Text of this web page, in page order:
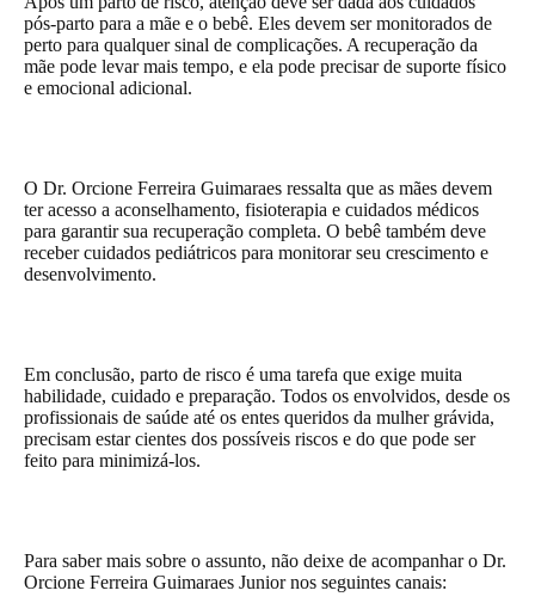
pós-parto para a mãe e o bebê. Eles devem ser monitorados de
perto para qualquer sinal de complicações. A recuperação da
mãe pode levar mais tempo, e ela pode precisar de suporte físico
e emocional adicional.
O Dr. Orcione Ferreira Guimaraes ressalta que as mães devem
ter acesso a aconselhamento, fisioterapia e cuidados médicos
para garantir sua recuperação completa. O bebê também deve
receber cuidados pediátricos para monitorar seu crescimento e
desenvolvimento.
Em conclusão, parto de risco é uma tarefa que exige muita
habilidade, cuidado e preparação. Todos os envolvidos, desde os
profissionais de saúde até os entes queridos da mulher grávida,
precisam estar cientes dos possíveis riscos e do que pode ser
feito para minimizá-los.
Para saber mais sobre o assunto, não deixe de acompanhar o Dr.
Orcione Ferreira Guimaraes Junior nos seguintes canais: